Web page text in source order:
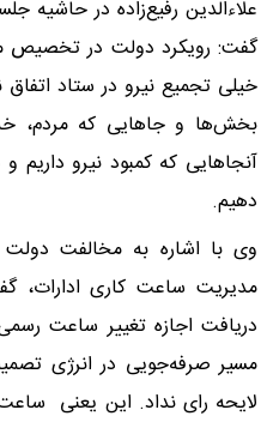
علاءالدین رفیع‌زاده در حاشیه
گفت: رویکرد دولت در تخصیص
خیلی تجمیع نیرو در ستاد
بخش‌ها و جاهایی که مردم،
آنجاهایی که کمبود نیرو
دهیم.
وی با اشاره به مخالفت
مدیریت ساعت کاری ادارات،
دریافت اجازه تغییر ساعت
مسیر صرفه‌جویی در انرژی
لایحه رای نداد. این یعنی